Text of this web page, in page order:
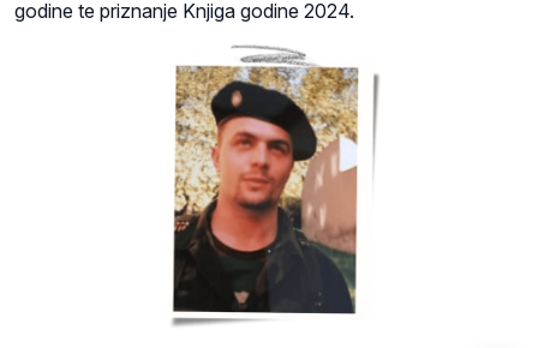
godine te priznanje Knjiga godine 2024.